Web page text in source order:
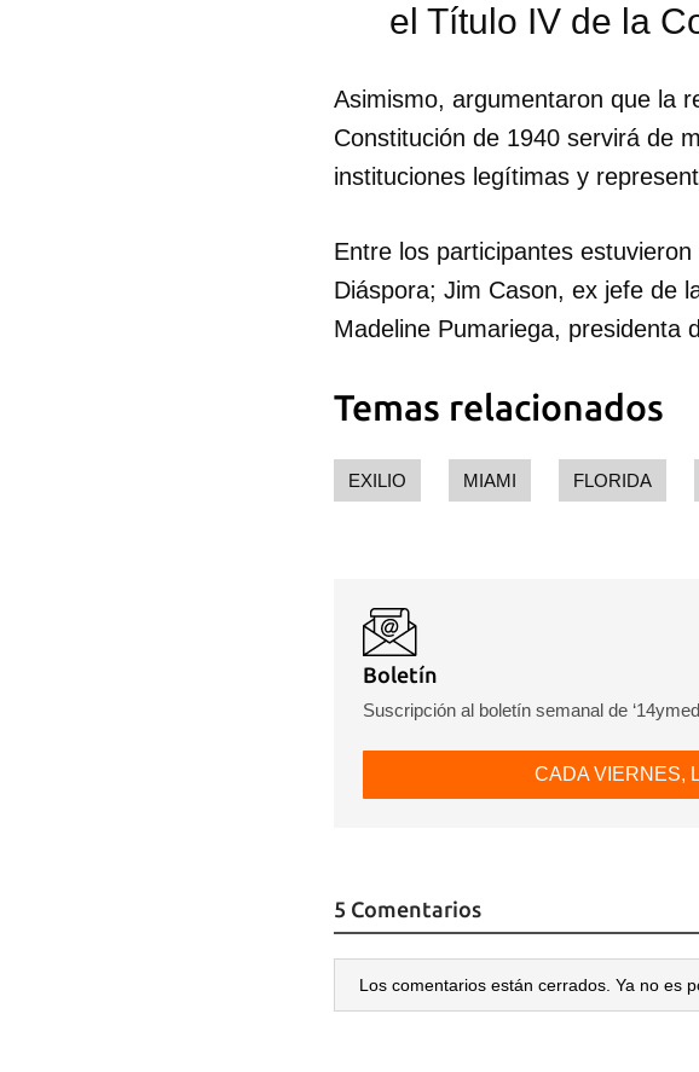
el Título IV de la
Asimismo, argumentaron que la
Constitución de 1940 servirá de
instituciones legítimas y
Entre los participantes
Diáspora; Jim Cason, ex jefe de
Madeline Pumariega, presidenta
Temas relacionados
EXILIO MIAMI FLORIDA
Boletín
Suscripción al boletín semanal de
CADA VIERNES,
5 Comentarios
Los comentarios están cerrados. Ya no es